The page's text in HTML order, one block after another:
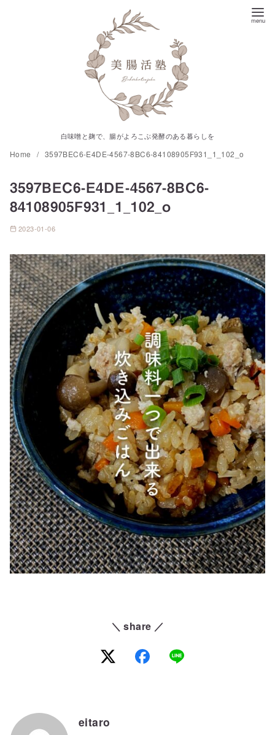
白味噌と麹で、腸がよろこぶ発酵のある暮らしを
Home 3597BEC6-E4DE-4567-8BC6-84108905F931_1_102_o
3597BEC6-E4DE-4567-8BC6-
84108905F931_1_102_o
2023-01-06
＼ share ／
eitaro